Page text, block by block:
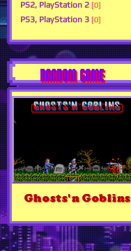
PS2, PlayStation 2 [0]
PS3, PlayStation 3 [0]
RANDOM GAME
Ghosts'n Goblins